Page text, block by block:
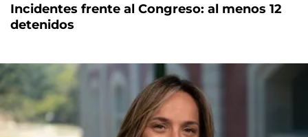
Incidentes frente al Congreso: al menos 12
detenidos